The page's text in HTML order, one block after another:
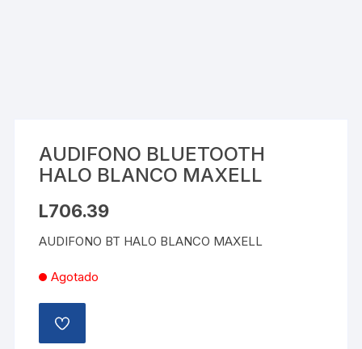
AUDIFONO BLUETOOTH
HALO BLANCO MAXELL
L706.39
AUDIFONO BT HALO BLANCO MAXELL
Agotado
AÑADIR
A